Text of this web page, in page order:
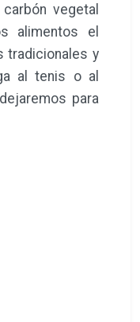
vegetal
alimentos el
tradicionales y
al tenis o al
para